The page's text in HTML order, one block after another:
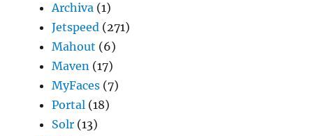
Archiva (1)
Jetspeed (271)
Mahout (6)
Maven (17)
MyFaces (7)
Portal (18)
Solr (13)